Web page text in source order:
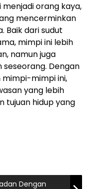
orang kaya,
mencerminkan
Baik dari sudut
mimpi ini lebih
namun juga
Dengan
mimpi ini,
yang lebih
tujuan hidup yang
Dengan